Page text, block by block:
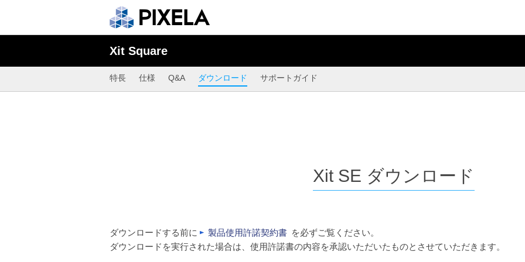
Xit Square
特長 仕様 Q&A ダウンロード サポートガイド
Xit SE ダウンロード
ダウンロードする前に 製品使用許諾契約書 を必ずご覧ください。
ダウンロードを実行された場合は、使用許諾書の内容を承認いただいたものとさせていただきます。